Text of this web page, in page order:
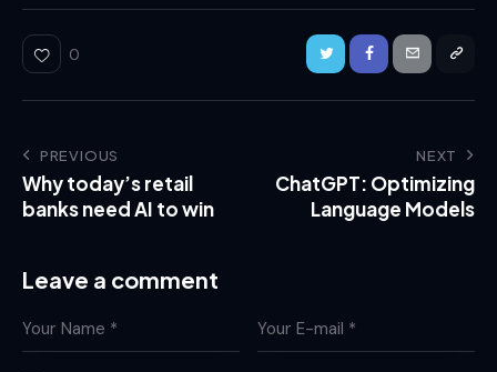
0
PREVIOUS
Why today’s retail
banks need AI to win
NEXT
ChatGPT: Optimizing
Language Models
Leave a comment